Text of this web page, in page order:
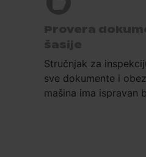
Provera
šasije
Stručnjak za
sve dokumente i
mašina ima ispravan